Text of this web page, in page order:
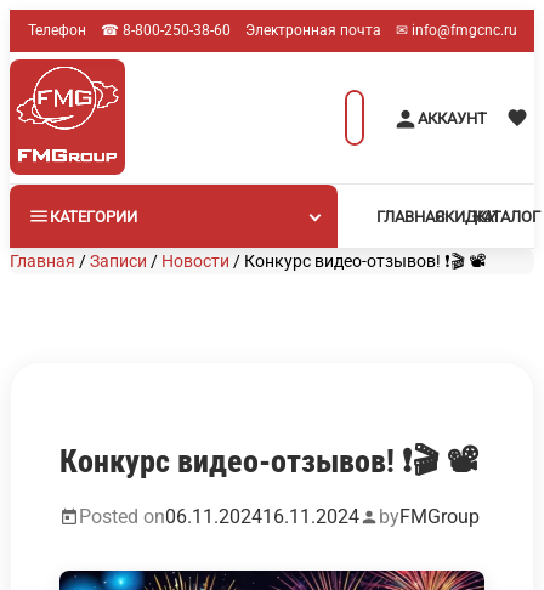
Перейти
к
содержимому
Телефон ☎︎ 8-800-250-38-60 Электронная почта ✉︎ info@fmgcnc.ru
Поиск
товаров
АККАУНТ
КАТЕГОРИИ ГЛАВНАЯ КАТАЛОГ
СКИДКИ
Главная /Записи / Новости / Конкурс видео-отзывов! ❗🎬 📽
Конкурс видео-отзывов! ❗🎬 📽
Posted on06.11.202416.11.2024 byFMGroup